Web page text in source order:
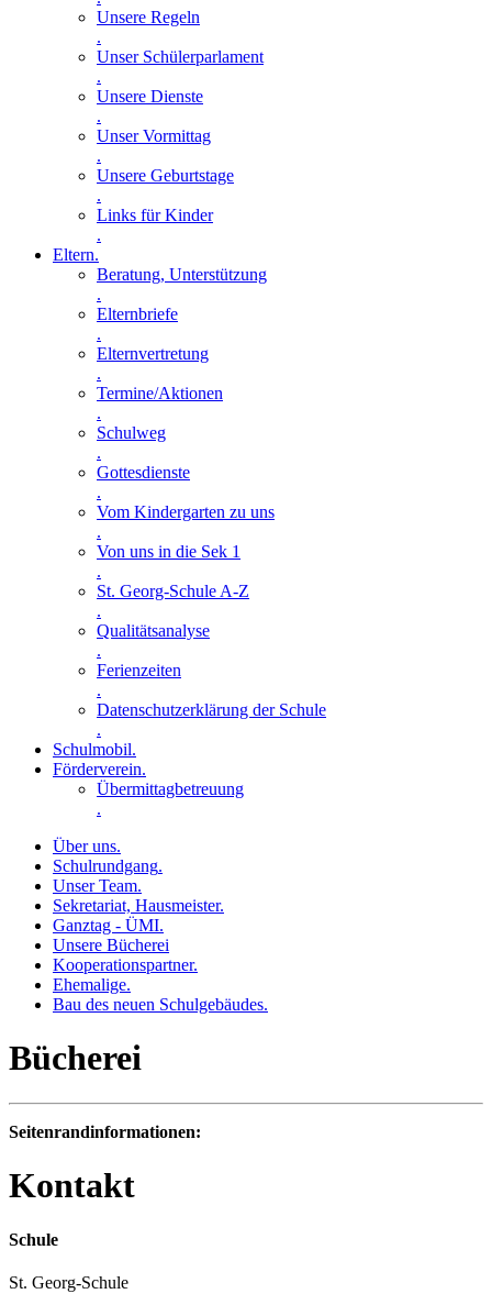
Unsere Regeln
.
Unser Schülerparlament
.
Unsere Dienste
.
Unser Vormittag
.
Unsere Geburtstage
.
Links für Kinder
.
Eltern.
Beratung, Unterstützung
.
Elternbriefe
.
Elternvertretung
.
Termine/Aktionen
.
Schulweg
.
Gottesdienste
.
Vom Kindergarten zu uns
.
Von uns in die Sek 1
.
St. Georg-Schule A-Z
.
Qualitätsanalyse
.
Ferienzeiten
.
Datenschutzerklärung der Schule
.
Schulmobil.
Förderverein.
Übermittagbetreuung
.
Über uns.
Schulrundgang.
Unser Team.
Sekretariat, Hausmeister.
Ganztag - ÜMI.
Unsere Bücherei
Kooperationspartner.
Ehemalige.
Bau des neuen Schulgebäudes.
Bücherei
Seitenrandinformationen:
Kontakt
Schule
St. Georg-Schule